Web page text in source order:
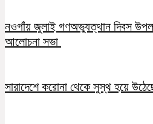
নওগাঁয় জুলাই গণঅভ্যুত্থান দিবস
আলোচনা সভা
সারাদেশে করোনা থেকে সুস্থ হয়ে